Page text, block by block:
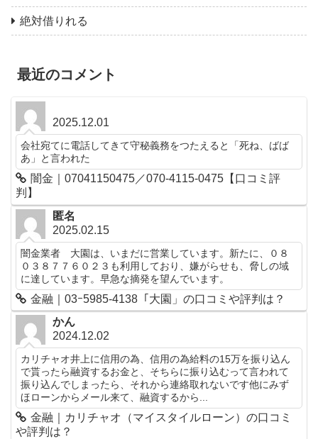
絶対借りれる
最近のコメント
2025.12.01
会社宛てに電話してきて守秘義務をつたえると「死ね、ばば
あ」と言われた
闇金｜07041150475／070-4115-0475【口コミ評
判】
匿名
2025.02.15
闇金業者 大園は、いまだに営業しています。新たに、０８
０３８７７６０２３も利用しており、嫌がらせも、脅しの域
に達しています。早急な摘発を望んでいます。
金融｜03ｰ5985-4138「大園」の口コミや評判は？
かん
2024.12.02
カリチャオ井上に信用の為、信用の為給料の15万を振り込ん
で貰ったら融資するお金と、そちらに振り込むって言われて
振り込んでしまったら、それから連絡取れないです他にみず
ほローンからメール来て、融資するから...
金融｜カリチャオ（マイスタイルローン）の口コミ
や評判は？